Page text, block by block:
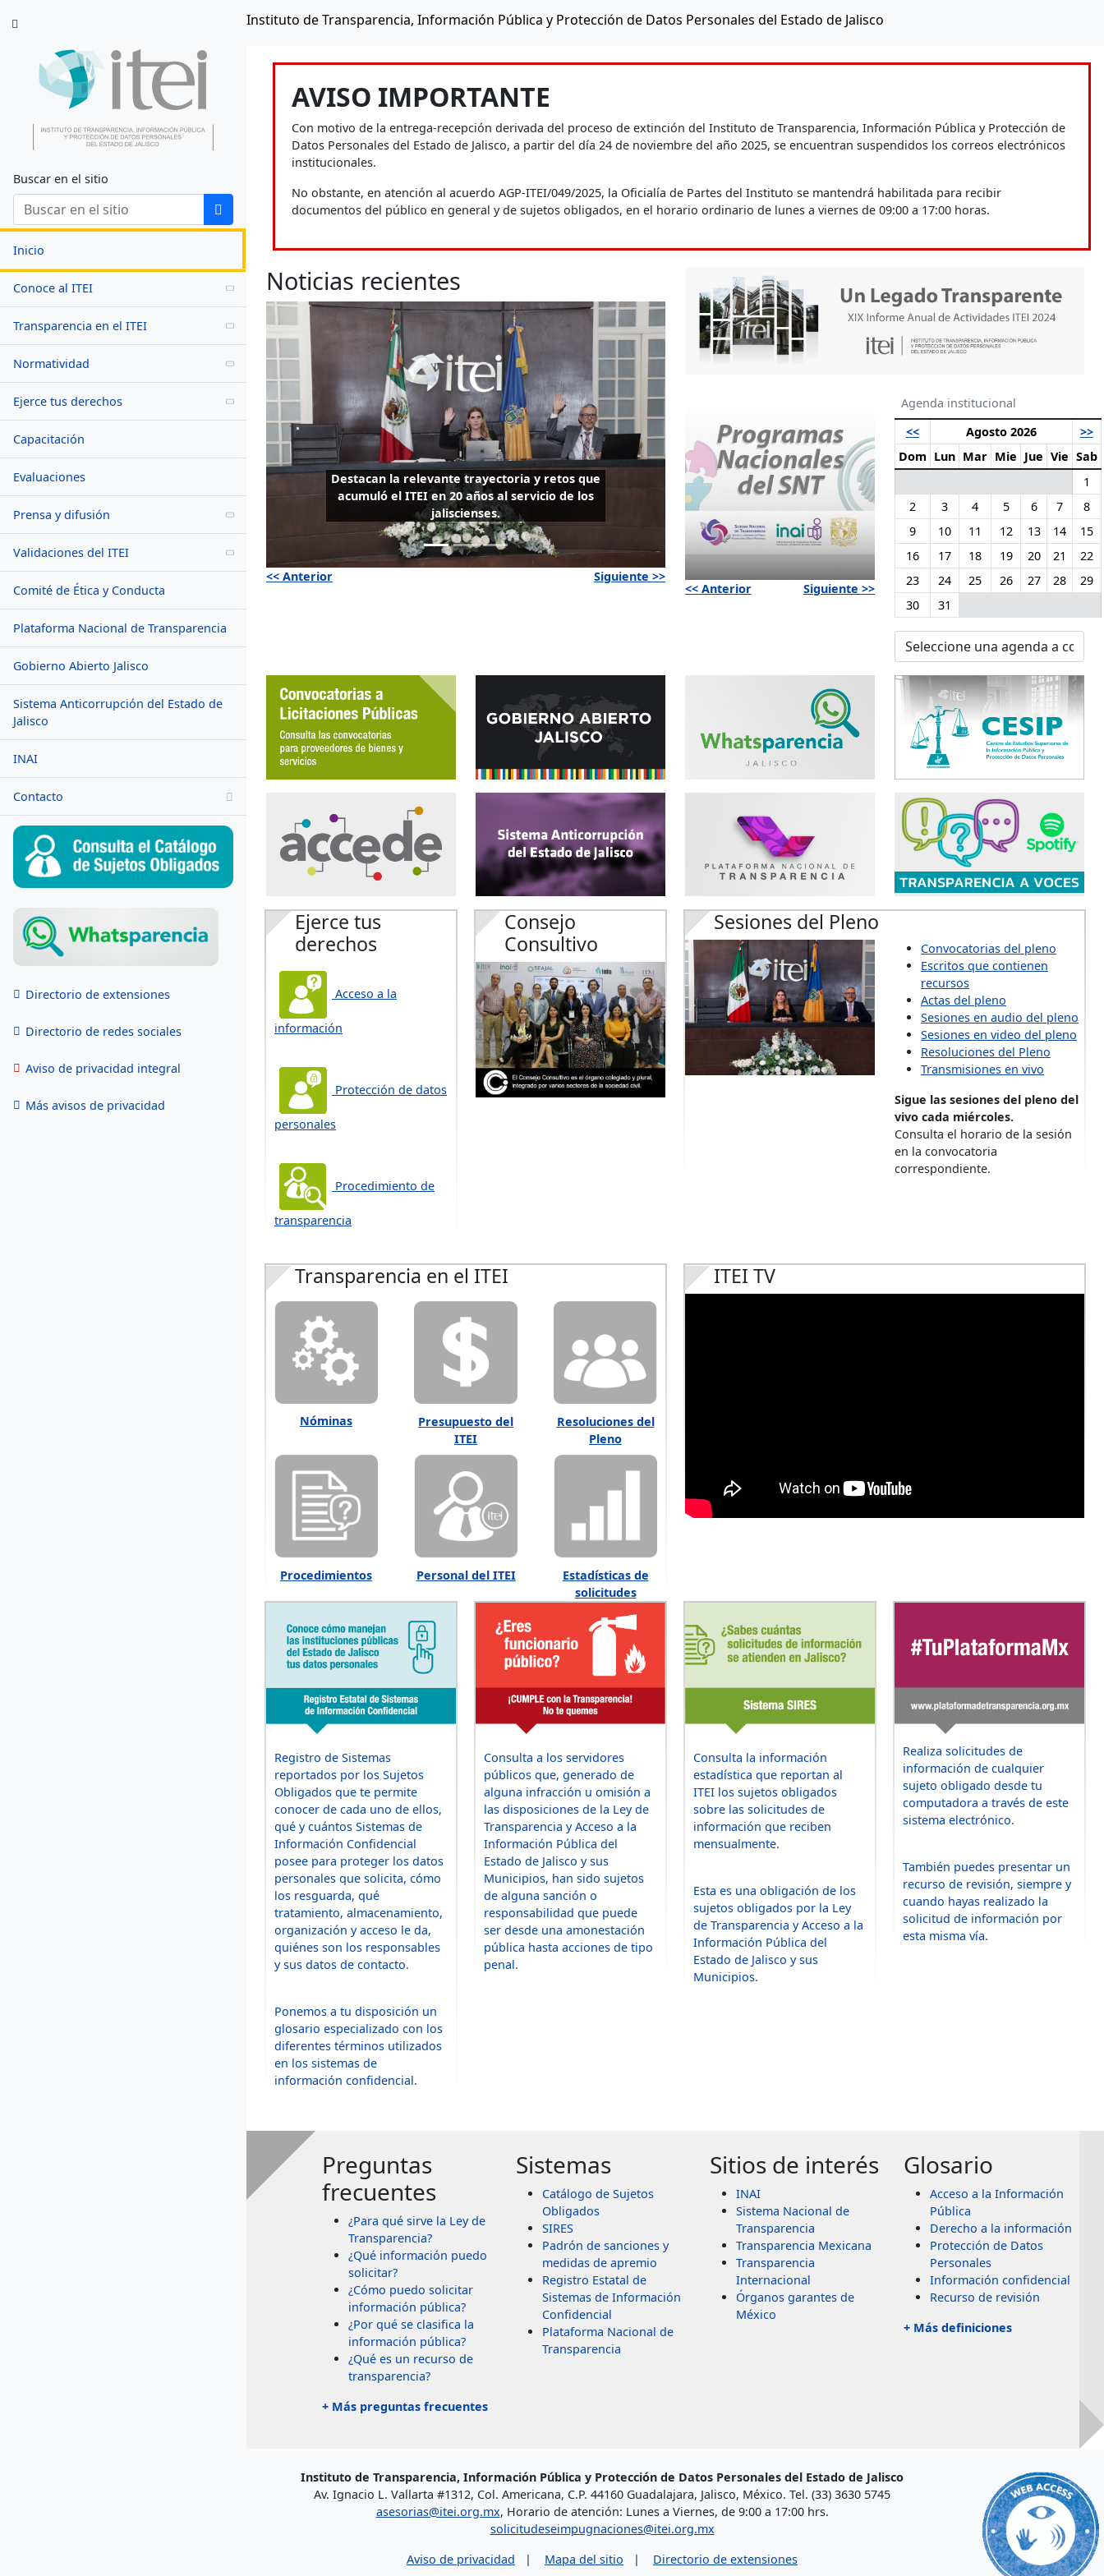
Instituto de Transparencia, Información Pública y Protección de Datos Personales del Estado de Jalisco
Saltar al contenido
Buscar en el sitio
Inicio
Conoce al ITEI
Transparencia en el ITEI
Normatividad
Ejerce tus derechos
Capacitación
Evaluaciones
Prensa y difusión
Validaciones del ITEI
Comité de Ética y Conducta
Plataforma Nacional de Transparencia
Gobierno Abierto Jalisco
Sistema Anticorrupción del Estado de
Jalisco
INAI
Contacto
Directorio de extensiones
Directorio de redes sociales
Aviso de privacidad integral
Más avisos de privacidad
AVISO IMPORTANTE
Con motivo de la entrega-recepción derivada del proceso de extinción del Instituto de Transparencia, Información Pública y Protección de
Datos Personales del Estado de Jalisco, a partir del día 24 de noviembre del año 2025, se encuentran suspendidos los correos electrónicos
institucionales.
No obstante, en atención al acuerdo AGP-ITEI/049/2025, la Oficialía de Partes del Instituto se mantendrá habilitada para recibir
documentos del público en general y de sujetos obligados, en el horario ordinario de lunes a viernes de 09:00 a 17:00 horas.
Noticias recientes
Destacan la relevante trayectoria y retos que
acumuló el ITEI en 20 años al servicio de los
jaliscienses.
<< Anterior
Siguiente >>
<< Anterior
Siguiente >>
Agenda institucional
<<
Agosto 2026
>>
Dom Lun Mar Mie Jue Vie Sab
1
2
3 4 5 6 7
8
9
10 11 12 13 14
15
16
17 18 19 20 21
22
23
24 25 26 27 28
29
30
31
Ejerce tus
derechos
Acceso a la
información
Protección de datos
personales
Procedimiento de
transparencia
Consejo
Consultivo
Sesiones del Pleno
Convocatorias del pleno
Escritos que contienen
recursos
Actas del pleno
Sesiones en audio del pleno
Sesiones en video del pleno
Resoluciones del Pleno
Transmisiones en vivo
Sigue las sesiones del pleno del
vivo cada miércoles.
Consulta el horario de la sesión
en la convocatoria
correspondiente.
Transparencia en el ITEI
Nóminas
Presupuesto del
ITEI
Resoluciones del
Pleno
Procedimientos Personal del ITEI
Estadísticas de
solicitudes
ITEI TV
Registro de Sistemas
reportados por los Sujetos
Obligados que te permite
conocer de cada uno de ellos,
qué y cuántos Sistemas de
Información Confidencial
posee para proteger los datos
personales que solicita, cómo
los resguarda, qué
tratamiento, almacenamiento,
organización y acceso le da,
quiénes son los responsables
y sus datos de contacto.
Ponemos a tu disposición un
glosario especializado con los
diferentes términos utilizados
en los sistemas de
información confidencial.
Consulta a los servidores
públicos que, generado de
alguna infracción u omisión a
las disposiciones de la Ley de
Transparencia y Acceso a la
Información Pública del
Estado de Jalisco y sus
Municipios, han sido sujetos
de alguna sanción o
responsabilidad que puede
ser desde una amonestación
pública hasta acciones de tipo
penal.
Consulta la información
estadística que reportan al
ITEI los sujetos obligados
sobre las solicitudes de
información que reciben
mensualmente.
Esta es una obligación de los
sujetos obligados por la Ley
de Transparencia y Acceso a la
Información Pública del
Estado de Jalisco y sus
Municipios.
Realiza solicitudes de
información de cualquier
sujeto obligado desde tu
computadora a través de este
sistema electrónico.
También puedes presentar un
recurso de revisión, siempre y
cuando hayas realizado la
solicitud de información por
esta misma vía.
Preguntas
frecuentes
¿Para qué sirve la Ley de
Transparencia?
¿Qué información puedo
solicitar?
¿Cómo puedo solicitar
información pública?
¿Por qué se clasifica la
información pública?
¿Qué es un recurso de
transparencia?
+ Más preguntas frecuentes
Sistemas
Catálogo de Sujetos
Obligados
SIRES
Padrón de sanciones y
medidas de apremio
Registro Estatal de
Sistemas de Información
Confidencial
Plataforma Nacional de
Transparencia
Sitios de interés
INAI
Sistema Nacional de
Transparencia
Transparencia Mexicana
Transparencia
Internacional
Órganos garantes de
México
Glosario
Acceso a la Información
Pública
Derecho a la información
Protección de Datos
Personales
Información confidencial
Recurso de revisión
+ Más definiciones
Instituto de Transparencia, Información Pública y Protección de Datos Personales del Estado de Jalisco
Av. Ignacio L. Vallarta #1312, Col. Americana, C.P. 44160 Guadalajara, Jalisco, México. Tel. (33) 3630 5745
asesorias@itei.org.mx, Horario de atención: Lunes a Viernes, de 9:00 a 17:00 hrs.
solicitudeseimpugnaciones@itei.org.mx
Aviso de privacidad | Mapa del sitio | Directorio de extensiones